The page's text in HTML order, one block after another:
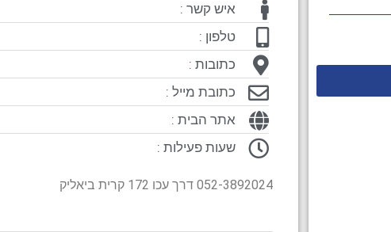
איש קשר :
טלפון :
כתובות :
כתובת מייל :
אתר הבית :
שעות פעילות :
052-3892024 דרך עכו 172 קרית ביאליק